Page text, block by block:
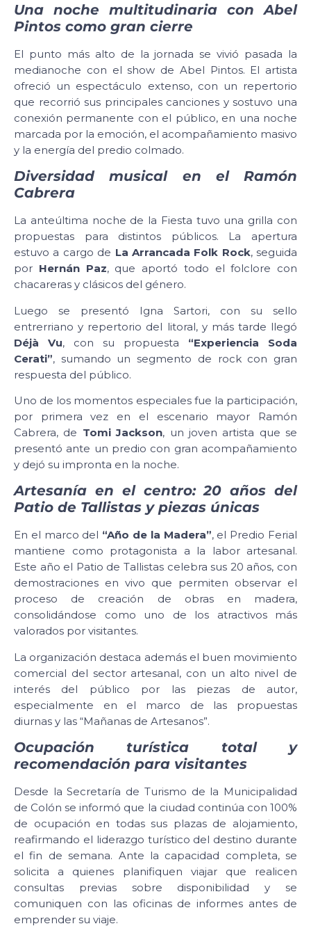
Una noche multitudinaria con Abel
Pintos como gran cierre
El punto más alto de la jornada se vivió pasada la
medianoche con el show de Abel Pintos. El artista
ofreció un espectáculo extenso, con un repertorio
que recorrió sus principales canciones y sostuvo una
conexión permanente con el público, en una noche
marcada por la emoción, el acompañamiento masivo
y la energía del predio colmado.
Diversidad musical en el Ramón
Cabrera
La anteúltima noche de la Fiesta tuvo una grilla con
propuestas para distintos públicos. La apertura
estuvo a cargo de La Arrancada Folk Rock, seguida
por Hernán Paz, que aportó todo el folclore con
chacareras y clásicos del género.
Luego se presentó Igna Sartori, con su sello
entrerriano y repertorio del litoral, y más tarde llegó
Déjà Vu, con su propuesta “Experiencia Soda
Cerati”, sumando un segmento de rock con gran
respuesta del público.
Uno de los momentos especiales fue la participación,
por primera vez en el escenario mayor Ramón
Cabrera, de Tomi Jackson, un joven artista que se
presentó ante un predio con gran acompañamiento
y dejó su impronta en la noche.
Artesanía en el centro: 20 años del
Patio de Tallistas y piezas únicas
En el marco del “Año de la Madera”, el Predio Ferial
mantiene como protagonista a la labor artesanal.
Este año el Patio de Tallistas celebra sus 20 años, con
demostraciones en vivo que permiten observar el
proceso de creación de obras en madera,
consolidándose como uno de los atractivos más
valorados por visitantes.
La organización destaca además el buen movimiento
comercial del sector artesanal, con un alto nivel de
interés del público por las piezas de autor,
especialmente en el marco de las propuestas
diurnas y las “Mañanas de Artesanos”.
Ocupación turística total y
recomendación para visitantes
Desde la Secretaría de Turismo de la Municipalidad
de Colón se informó que la ciudad continúa con 100%
de ocupación en todas sus plazas de alojamiento,
reafirmando el liderazgo turístico del destino durante
el fin de semana. Ante la capacidad completa, se
solicita a quienes planifiquen viajar que realicen
consultas previas sobre disponibilidad y se
comuniquen con las oficinas de informes antes de
emprender su viaje.